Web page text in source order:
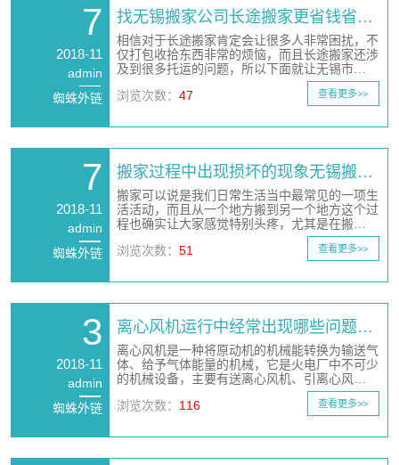
7
2018-11
admin
蜘蛛外链
找无锡搬家公司长途搬家更省钱省…
相信对于长途搬家肯定会让很多人非常困扰，不
仅打包收拾东西非常的烦恼，而且长途搬家还涉
及到很多托运的问题，所以下面就让无锡市…
浏览次数：47 查看更多>>
7
2018-11
admin
蜘蛛外链
搬家过程中出现损坏的现象无锡搬…
搬家可以说是我们日常生活当中最常见的一项生
活活动，而且从一个地方搬到另一个地方这个过
程也确实让大家感觉特别头疼，尤其是在搬…
浏览次数：51 查看更多>>
3
2018-11
admin
蜘蛛外链
离心风机运行中经常出现哪些问题…
离心风机是一种将原动机的机械能转换为输送气
体、给予气体能量的机械，它是火电厂中不可少
的机械设备，主要有送离心风机、引离心风…
浏览次数： 116 查看更多>>